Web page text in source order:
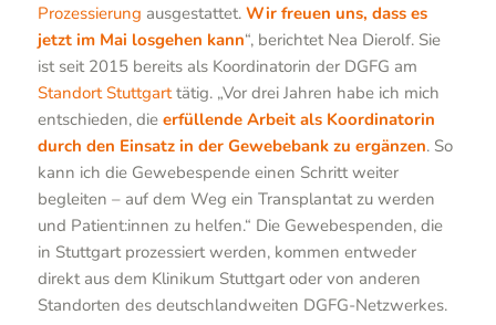
Prozessierung ausgestattet. Wir freuen uns, dass es
jetzt im Mai losgehen kann“, berichtet Nea Dierolf. Sie
ist seit 2015 bereits als Koordinatorin der DGFG am
Standort Stuttgarttätig. „Vor drei Jahren habe ich mich
entschieden, die erfüllende Arbeit als Koordinatorin
durch den Einsatz in der Gewebebank zu ergänzen. So
kann ich die Gewebespende einen Schritt weiter
begleiten – auf dem Weg ein Transplantat zu werden
und Patient:innen zu helfen.“ Die Gewebespenden, die
in Stuttgart prozessiert werden, kommen entweder
direkt aus dem Klinikum Stuttgart oder von anderen
Standorten des deutschlandweiten DGFG-Netzwerkes.